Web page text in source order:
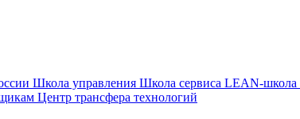
Школа управления Школа сервиса LEAN-школа
Центр трансфера технологий